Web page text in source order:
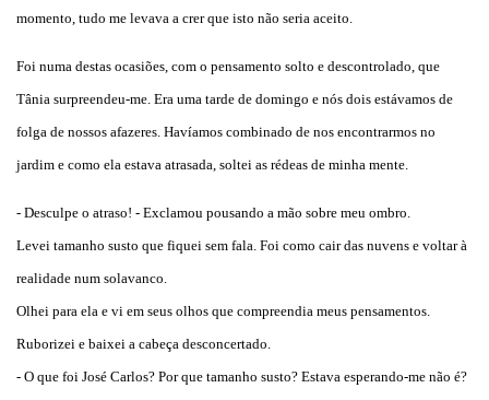
momento, tudo me levava a crer que isto não seria aceito.
Foi numa destas ocasiões, com o pensamento solto e descontrolado, que
Tânia surpreendeu-me. Era uma tarde de domingo e nós dois estávamos de
folga de nossos afazeres. Havíamos combinado de nos encontrarmos no
jardim e como ela estava atrasada, soltei as rédeas de minha mente.
- Desculpe o atraso! - Exclamou pousando a mão sobre meu ombro.
Levei tamanho susto que fiquei sem fala. Foi como cair das nuvens e voltar à
realidade num solavanco.
Olhei para ela e vi em seus olhos que compreendia meus pensamentos.
Ruborizei e baixei a cabeça desconcertado.
- O que foi José Carlos? Por que tamanho susto? Estava esperando-me não é?